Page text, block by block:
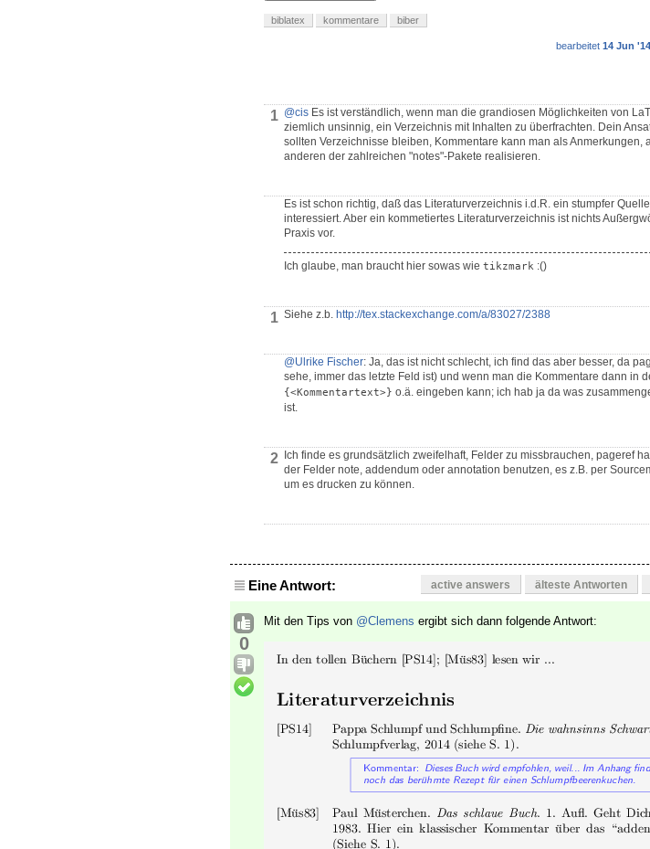
biblatex kommentare biber
bearbeitet 14 Jun
1 @cis Es ist verständlich, wenn man die grandiosen Möglichkeiten von
ziemlich unsinnig, ein Verzeichnis mit Inhalten zu überfrachten. Dein
sollten Verzeichnisse bleiben, Kommentare kann man als Anmerkungen,
anderen der zahlreichen "notes"-Pakete realisieren.
Es ist schon richtig, daß das Literaturverzeichnis i.d.R. ein stumpfer
interessiert. Aber ein kommetiertes Literaturverzeichnis ist nichts
Praxis vor.
Ich glaube, man braucht hier sowas wie tikzmark :()
1 Siehe z.b. http://tex.stackexchange.com/a/83027/2388
@Ulrike Fischer: Ja, das ist nicht schlecht, ich find das aber besser, da
sehe, immer das letzte Feld ist) und wenn man die Kommentare dann in
{<Kommentartext>} o.ä. eingeben kann; ich hab ja da was
ist.
2
Ich finde es grundsätzlich zweifelhaft, Felder zu missbrauchen, pageref
der Felder note, addendum oder annotation benutzen, es z.B. per
um es drucken zu können.
Eine Antwort: active answers älteste Antworten
0
Mit den Tips von @Clemens ergibt sich dann folgende Antwort: